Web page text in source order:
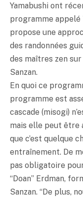
Yamabushi ont
programme appelé
propose une
des randonnées
des maîtres zen
Sanzan.
En quoi ce
programme est
cascade (misogi)
mais elle peut être
que c’est quelque
entraînement. De
pas obligatoire
“Doan” Erdman,
Sanzan. “De plus,